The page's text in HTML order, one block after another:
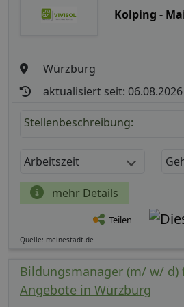
Kolping -
Würzburg
aktualisiert seit: 06.08.2026
Stellenbeschreibung:
Arbeitszeit
mehr Details
Teilen
Quelle: meinestadt.de
Bildungsmanager (m/ w/ d)
Angebote in Würzburg